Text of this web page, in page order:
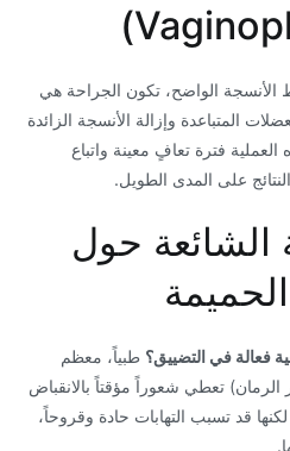
الأنسجة الواضح، تكون الجراحة هي
المتباعدة وإزالة الأنسجة الزائدة
العملية فترة تعافٍ معينة واتباع
على المدى الطويل.
الشائعة حول
فعالة في التضييق؟ طبياً، معظم
تعطي شعوراً مؤقتاً بالانقباض
قد تسبب التهابات حادة وقروحاً،